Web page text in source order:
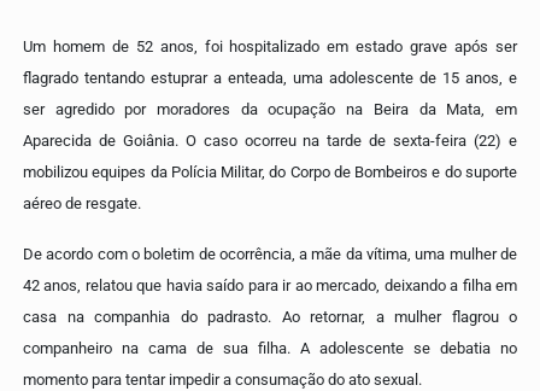
Um homem de 52 anos, foi hospitalizado em estado grave após ser
flagrado tentando estuprar a enteada, uma adolescente de 15 anos, e
ser agredido por moradores da ocupação na Beira da Mata, em
Aparecida de Goiânia. O caso ocorreu na tarde de sexta-feira (22) e
mobilizou equipes da Polícia Militar, do Corpo de Bombeiros e do suporte
aéreo de resgate.
De acordo com o boletim de ocorrência, a mãe da vítima, uma mulher de
42 anos, relatou que havia saído para ir ao mercado, deixando a filha em
casa na companhia do padrasto. Ao retornar, a mulher flagrou o
companheiro na cama de sua filha. A adolescente se debatia no
momento para tentar impedir a consumação do ato sexual.